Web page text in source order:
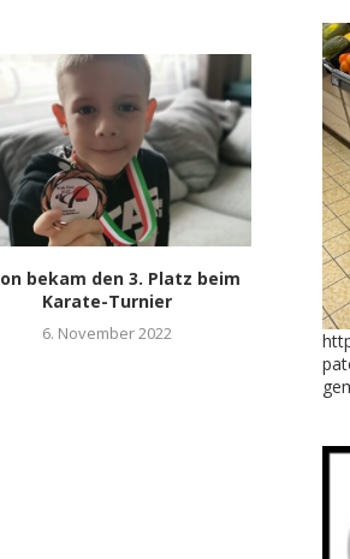
bekam den 3. Platz beim
Karate-Turnier
6. November 2022